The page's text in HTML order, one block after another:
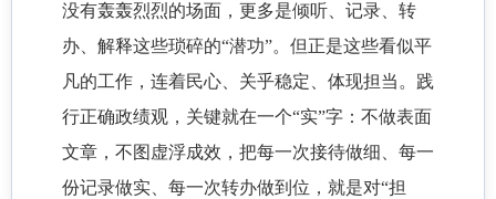
没有轰轰烈烈的场面，更多是倾听、记录、转
办、解释这些琐碎的“潜功”。但正是这些看似平
凡的工作，连着民心、关乎稳定、体现担当。践
行正确政绩观，关键就在一个“实”字：不做表面
文章，不图虚浮成效，把每一次接待做细、每一
份记录做实、每一次转办做到位，就是对“担